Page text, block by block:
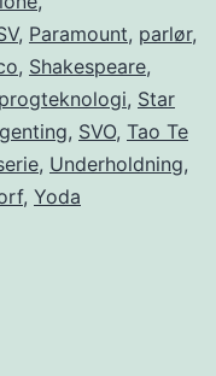
, Paramount, parlør,
, Shakespeare,
, Star
, SVO, Tao Te
, Underholdning,
, Yoda